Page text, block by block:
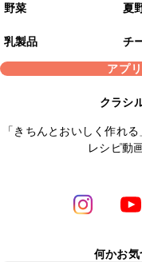
野菜 夏
乳製品
チ
アプ
クラシ
「きちんとおいしく作れ
レシピ動
何かお気